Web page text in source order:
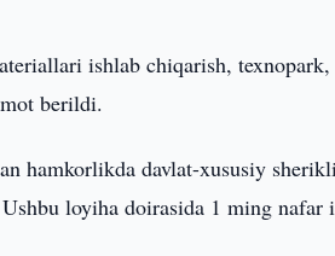
ishlab chiqarish,
berildi.
hamkorlikda davlat-xususiy
loyiha doirasida 1 ming nafar